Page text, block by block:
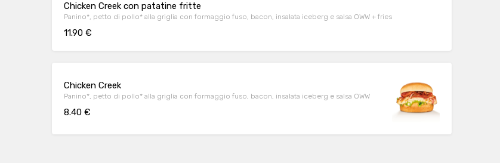
Chicken Creek con patatine fritte
Panino*, petto di pollo* alla griglia con formaggio fuso, bacon, insalata iceberg e salsa OWW + fries
11.90 €
Chicken Creek
Panino*, petto di pollo* alla griglia con formaggio fuso, bacon, insalata iceberg e salsa OWW
8.40 €